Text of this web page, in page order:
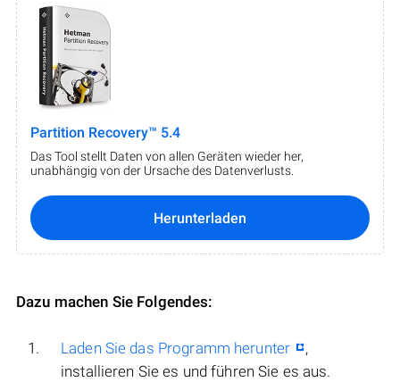
Partition Recovery™ 5.4
Das Tool stellt Daten von allen Geräten wieder her,
unabhängig von der Ursache des Datenverlusts.
Herunterladen
Dazu machen Sie Folgendes:
Laden Sie das Programm herunter
,
installieren Sie es und führen Sie es aus.